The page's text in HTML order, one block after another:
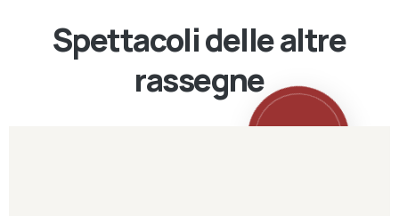
Spettacoli delle altre
rassegne